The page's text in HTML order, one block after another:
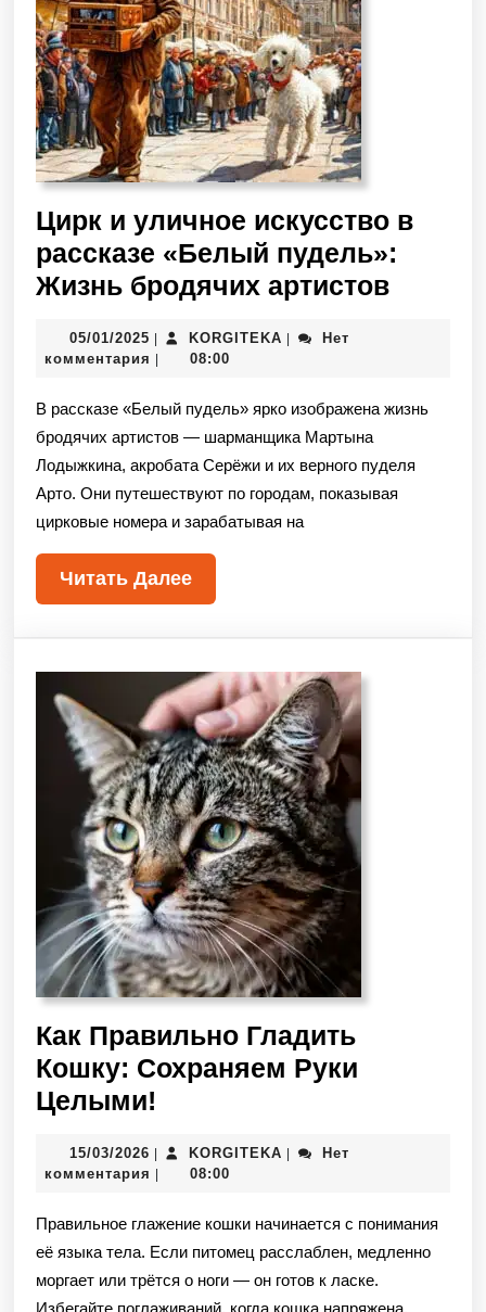
Цирк и уличное искусство в
рассказе «Белый пудель»:
Жизнь бродячих артистов
05/01/2025 | KORGITEKA |
Нет
комментария | 08:00
В рассказе «Белый пудель» ярко изображена жизнь
бродячих артистов — шарманщика Мартына
Лодыжкина, акробата Серёжи и их верного пуделя
Арто. Они путешествуют по городам, показывая
цирковые номера и зарабатывая на
Читать Далее
Как Правильно Гладить
Кошку: Сохраняем Руки
Целыми!
15/03/2026 | KORGITEKA |
Нет
комментария | 08:00
Правильное глажение кошки начинается с понимания
её языка тела. Если питомец расслаблен, медленно
моргает или трётся о ноги — он готов к ласке.
Избегайте поглаживаний, когда кошка напряжена,